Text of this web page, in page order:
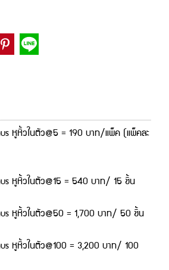
หูหิ้วในตัว@5 = 190 บาท/แพ็ค (แพ็คละ
หูหิ้วในตัว@15 = 540 บาท/ 15 ชิ้น
หูหิ้วในตัว@50 = 1,700 บาท/ 50 ชิ้น
หูหิ้วในตัว@100 = 3,200 บาท/ 100